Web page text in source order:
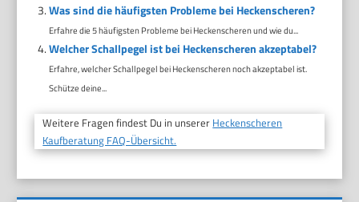
Was sind die häufigsten Probleme bei Heckenscheren?
Erfahre die 5 häufigsten Probleme bei Heckenscheren und wie du...
Welcher Schallpegel ist bei Heckenscheren akzeptabel?
Erfahre, welcher Schallpegel bei Heckenscheren noch akzeptabel ist.
Schütze deine...
Weitere Fragen findest Du in unserer Heckenscheren
Kaufberatung FAQ-Übersicht.